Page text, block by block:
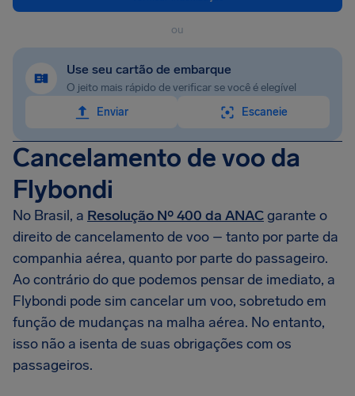
ou
Use seu cartão de embarque
O jeito mais rápido de verificar se você é elegível
Enviar
Escaneie
Cancelamento de voo da
Flybondi
No Brasil, a Resolução Nº 400 da ANACgarante o
direito de cancelamento de voo – tanto por parte da
companhia aérea, quanto por parte do passageiro.
Ao contrário do que podemos pensar de imediato, a
Flybondi pode sim cancelar um voo, sobretudo em
função de mudanças na malha aérea. No entanto,
isso não a isenta de suas obrigações com os
passageiros.